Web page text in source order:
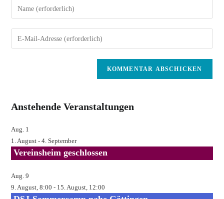
Gib
deinen
Namen
oder
Gib
deine
Kommentieren
Anstehende Veranstaltungen
Aug. 1
1. August -4. September
Vereinsheim geschlossen
Aug.9
9. August, 8:00 - 15. August, 12:00